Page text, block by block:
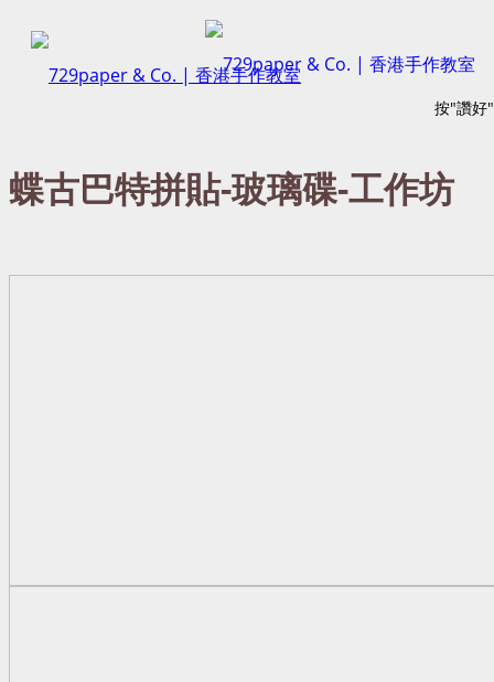
按"讚好
蝶古巴特拼貼-玻璃碟-工作坊